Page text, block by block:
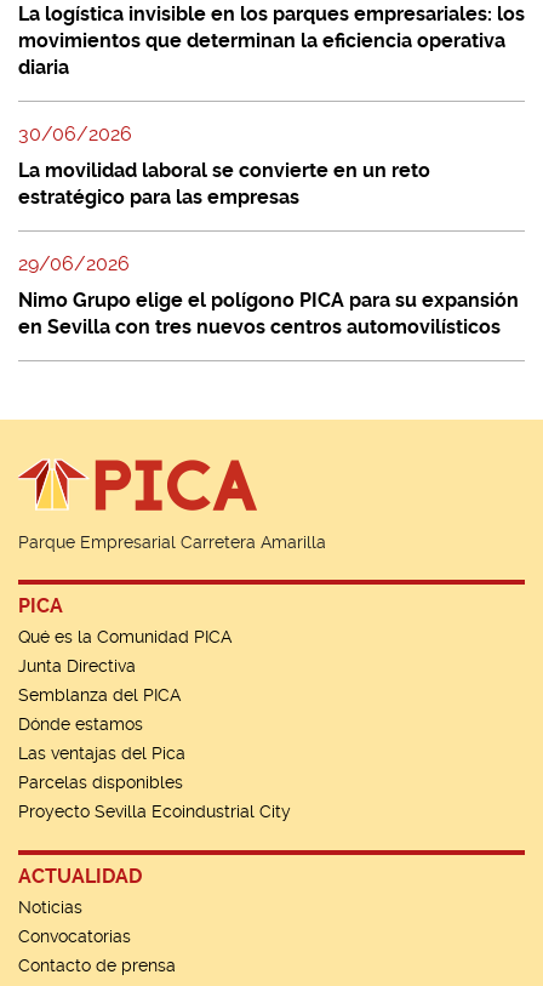
La logística invisible en los parques empresariales: los
movimientos que determinan la eficiencia operativa
diaria
30/06/2026
La movilidad laboral se convierte en un reto
estratégico para las empresas
29/06/2026
Nimo Grupo elige el polígono PICA para su expansión
en Sevilla con tres nuevos centros automovilísticos
Parque Empresarial Carretera Amarilla
PICA
Qué es la Comunidad PICA
Junta Directiva
Semblanza del PICA
Dónde estamos
Las ventajas del Pica
Parcelas disponibles
Proyecto Sevilla Ecoindustrial City
ACTUALIDAD
Noticias
Convocatorias
Contacto de prensa